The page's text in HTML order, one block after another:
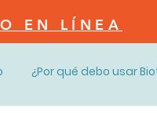
¿Por qué debo usar
EN LÍNEA